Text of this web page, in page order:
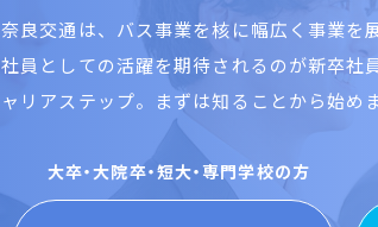
奈良交通は、バス事業を核に幅広く事業を
社員としての活躍を期待されるのが新卒社
ャリアステップ。まずは知ることから始め
大卒・大院卒・短大・専門学校の方